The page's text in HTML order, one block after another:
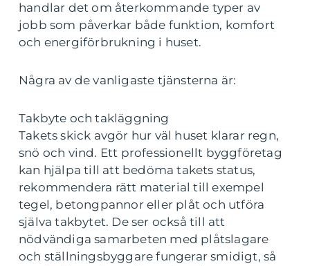
handlar det om återkommande typer av
jobb som påverkar både funktion, komfort
och energiförbrukning i huset.
Några av de vanligaste tjänsterna är:
Takbyte och takläggning
Takets skick avgör hur väl huset klarar regn,
snö och vind. Ett professionellt byggföretag
kan hjälpa till att bedöma takets status,
rekommendera rätt material till exempel
tegel, betongpannor eller plåt och utföra
själva takbytet. De ser också till att
nödvändiga samarbeten med plåtslagare
och ställningsbyggare fungerar smidigt, så